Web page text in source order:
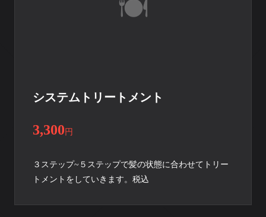
システムトリートメント
3,300 円
３ステップ~５ステップで髪の状態に合わせてトリー
トメントをしていきます。税込